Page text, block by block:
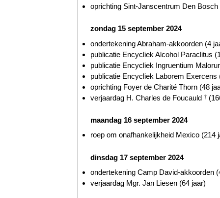
oprichting Sint-Janscentrum Den Bosch
zondag 15 september 2024
ondertekening Abraham-akkoorden (4
publicatie Encycliek Alcohol Paraclitus
publicatie Encycliek Ingruentium
publicatie Encycliek Laborem Exercens
oprichting Foyer de Charité Thorn (48
verjaardag H. Charles de Foucauld †
maandag 16 september 2024
roep om onafhankelijkheid Mexico (214
dinsdag 17 september 2024
ondertekening Camp David-akkoorden
verjaardag Mgr. Jan Liesen (64 jaar)